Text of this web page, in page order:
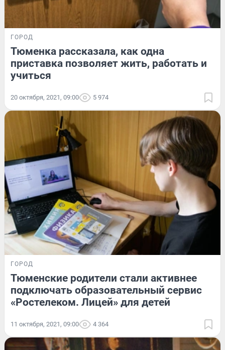
ГОРОД
Тюменка рассказала, как одна
приставка позволяет жить, работать и
учиться
20 октября, 2021, 09:00 5 974
ГОРОД
Тюменские родители стали активнее
подключать образовательный сервис
«Ростелеком. Лицей» для детей
11 октября, 2021, 09:00 4 364